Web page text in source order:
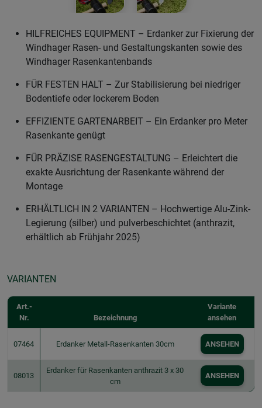
HILFREICHES EQUIPMENT – Erdanker zur Fixierung der
Windhager Rasen- und Gestaltungskanten sowie des
Windhager Rasenkantenbands
FÜR FESTEN HALT – Zur Stabilisierung bei niedriger
Bodentiefe oder lockerem Boden
EFFIZIENTE GARTENARBEIT – Ein Erdanker pro Meter
Rasenkante genügt
FÜR PRÄZISE RASENGESTALTUNG – Erleichtert die
exakte Ausrichtung der Rasenkante während der
Montage
ERHÄLTLICH IN 2 VARIANTEN – Hochwertige Alu-Zink-
Legierung (silber) und pulverbeschichtet (anthrazit,
erhältlich ab Frühjahr 2025)
VARIANTEN
Art.-
Nr.
Bezeichnung
Variante
ansehen
07464 Erdanker Metall-Rasenkanten 30cm ANSEHEN
08013
Erdanker für Rasenkanten anthrazit 3 x 30
cm
ANSEHEN